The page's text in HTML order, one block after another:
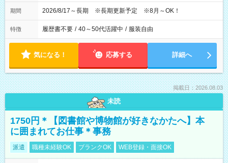
期間 2026/8/17～長期 ※長期更新予定 ※8月～OK！
特徴 履歴書不要 / 40～50代活躍中 / 服装自由
気になる！ 応募する 詳細へ
掲載日：2026.08.03
未読
1750円＊【図書館や博物館が好きなかたへ】本
に囲まれてお仕事＊事務
派遣 職種未経験OK ブランクOK WEB登録・面接OK